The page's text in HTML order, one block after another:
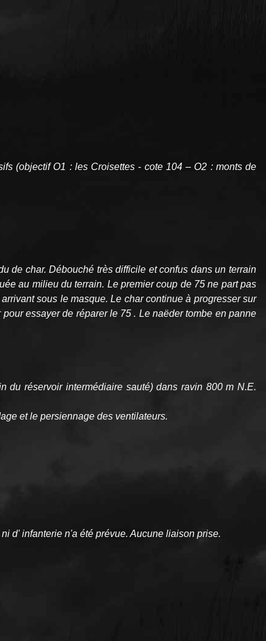
(objectif O1 : les Croisettes - cote 104 – O2 : monts de
de char. Débouché très difficile et confus dans un terrain
au milieu du terrain. Le premier coup de 75 ne part pas
sous le masque. Le char continue à progresser sur
essayer de réparer le 75 . Le naëder tombe en panne
du réservoir intermédiaire sauté) dans ravin 800 m N.E.
et le persiennage des ventilateurs.
d' infanterie n'a été prévue. Aucune liaison prise.